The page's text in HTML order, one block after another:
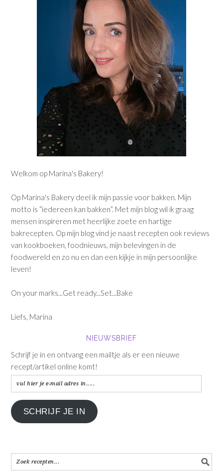
Welkom op Marina's Bakery!
Op Marina's Bakery deel ik mijn passie voor bakken. Mijn
motto is “iedereen kan bakken”. Met mijn blog wil ik graag
mensen inspireren met heerlijke zoete en hartige
bakrecepten. Op mijn blog vind je naast recepten ook reviews
van kookboeken, foodnieuws, mijn belevingen in de
foodwereld en zo nu en dan een kijkje in mijn persoonlijke
leven!
On your marks...Get ready...Set...Bake
Liefs, Marina
NIEUWSBRIEF
Schrijf je in en ontvang een mailtje als er een nieuwe
recept/artikel online komt!
vul
hier
je
e-
in.....
SCHRIJF JE IN